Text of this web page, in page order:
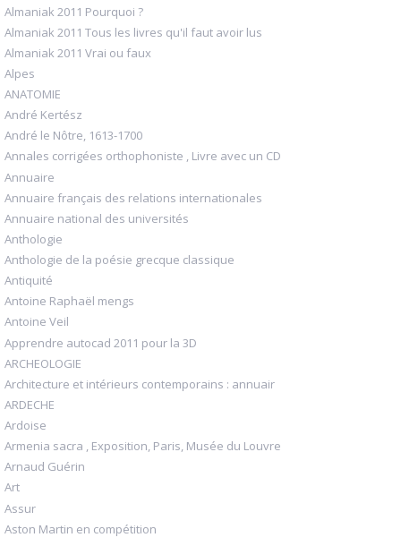
Almaniak 2011 Pourquoi ?
Almaniak 2011 Tous les livres qu'il faut avoir lus
Almaniak 2011 Vrai ou faux
Alpes
ANATOMIE
André Kertész
André le Nôtre, 1613-1700
Annales corrigées orthophoniste , Livre avec un CD
Annuaire
Annuaire français des relations internationales
Annuaire national des universités
Anthologie
Anthologie de la poésie grecque classique
Antiquité
Antoine Raphaël mengs
Antoine Veil
Apprendre autocad 2011 pour la 3D
ARCHEOLOGIE
Architecture et intérieurs contemporains : annuair
ARDECHE
Ardoise
Armenia sacra , Exposition, Paris, Musée du Louvre
Arnaud Guérin
Art
Assur
Aston Martin en compétition